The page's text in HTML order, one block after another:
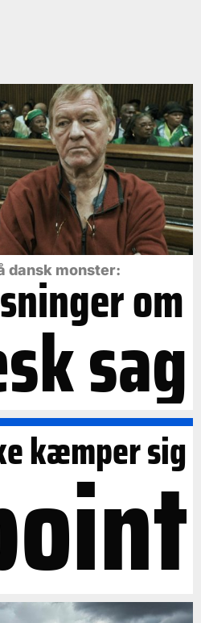
dansk monster: om
sag
kæmper sig